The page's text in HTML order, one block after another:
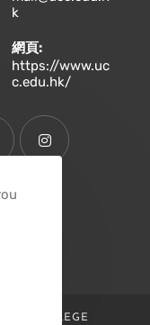
k
your
application
網頁:
https://www.uc
c.edu.hk/Opens
COLLEGE